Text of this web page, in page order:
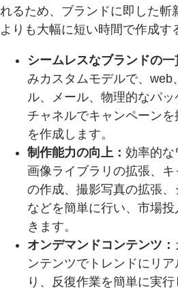
れるため、ブランドに即した斬
よりも大幅に短い時間で作成す
シームレスなブランドの一
みカスタムモデルで、web
ル、メール、物理的なパ
チャネルでキャンペーン
を作成します。
制作能力の向上： 効率的な
画像ライブラリの拡張、
の作成、撮影写真の拡張
などを簡単に行い、市場
きます。
オンデマンドコンテンツ：
ンテンツでトレンドにリ
り、反復作業を簡単に実